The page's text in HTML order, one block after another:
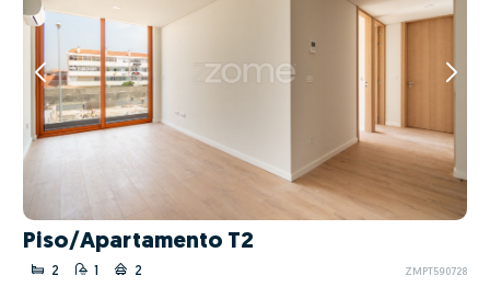
Piso/Apartamento T2
2 1 2 ZMPT590728